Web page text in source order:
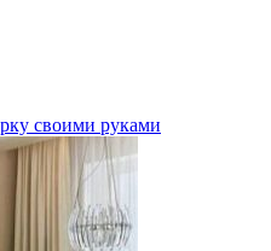
своими руками